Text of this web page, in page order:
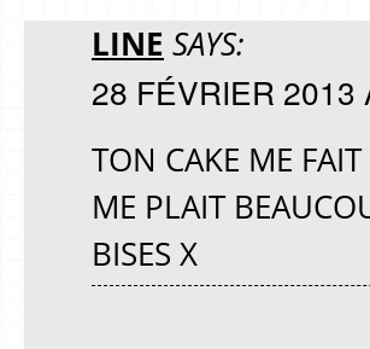
LINE SAYS:
28 FÉVRIER 2013
TON CAKE ME
ME PLAIT
BISES X